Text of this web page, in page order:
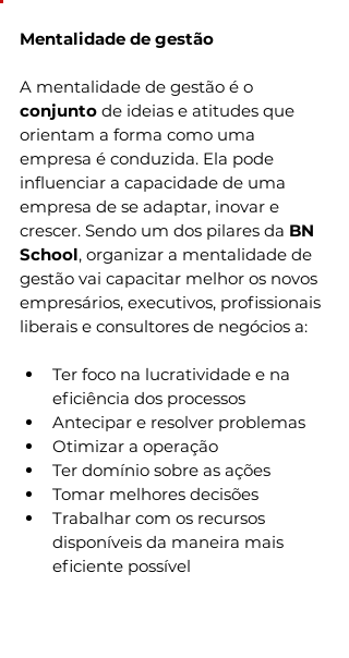
Mentalidade de gestão
A mentalidade de gestão é o
conjunto de ideias e atitudes que
orientam a forma como uma
empresa é conduzida. Ela pode
influenciar a capacidade de uma
empresa de se adaptar, inovar e
crescer. Sendo um dos pilares da BN
School, organizar a mentalidade de
gestão vai capacitar melhor os novos
empresários, executivos, profissionais
liberais e consultores de negócios a:
Ter foco na lucratividade e na
eficiência dos processos
Antecipar e resolver problemas
Otimizar a operação
Ter domínio sobre as ações
Tomar melhores decisões
Trabalhar com os recursos
disponíveis da maneira mais
eficiente possível